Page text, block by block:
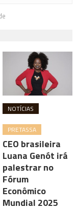
NOTÍCIAS
PRETASSA
CEO brasileira
Luana Genót irá
palestrar no
Fórum
Econômico
Mundial 2025